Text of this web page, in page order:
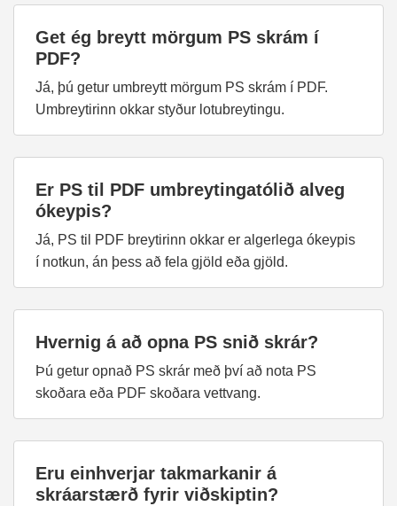
Get ég breytt mörgum PS skrám í
PDF?
Já, þú getur umbreytt mörgum PS skrám í PDF.
Umbreytirinn okkar styður lotubreytingu.
Er PS til PDF umbreytingatólið alveg
ókeypis?
Já, PS til PDF breytirinn okkar er algerlega ókeypis
í notkun, án þess að fela gjöld eða gjöld.
Hvernig á að opna PS snið skrár?
Þú getur opnað PS skrár með því að nota PS
skoðara eða PDF skoðara vettvang.
Eru einhverjar takmarkanir á
skráarstærð fyrir viðskiptin?